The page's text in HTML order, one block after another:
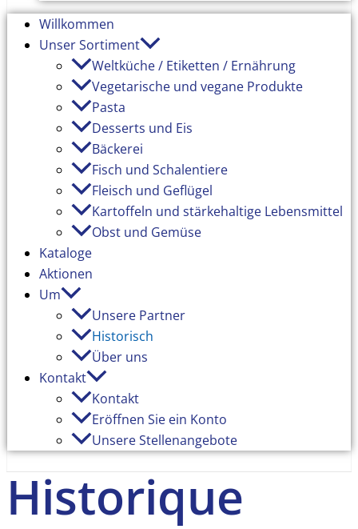
Willkommen
Unser Sortiment
Weltküche / Etiketten / Ernährung
Vegetarische und vegane Produkte
Pasta
Desserts und Eis
Bäckerei
Fisch und Schalentiere
Fleisch und Geflügel
Kartoffeln und stärkehaltige Lebensmittel
Obst und Gemüse
Kataloge
Aktionen
Um
Unsere Partner
Historisch
Über uns
Kontakt
Kontakt
Eröffnen Sie ein Konto
Unsere Stellenangebote
Historique